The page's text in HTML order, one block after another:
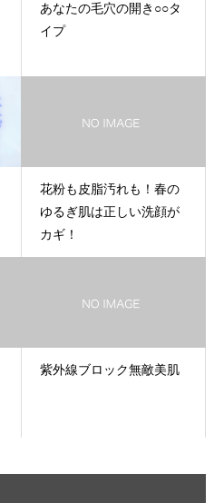
あなたの毛穴の開き○○タ
イプ
花粉も皮脂汚れも！春の
ゆるぎ肌は正しい洗顔が
カギ！
紫外線ブロック無敵美肌